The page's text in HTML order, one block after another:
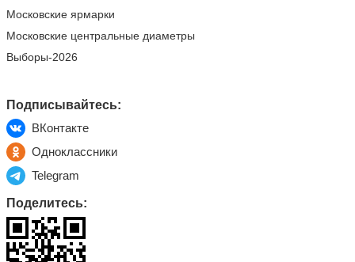
Московские ярмарки
Московские центральные диаметры
Выборы-2026
Подписывайтесь:
ВКонтакте
Одноклассники
Telegram
Поделитесь: